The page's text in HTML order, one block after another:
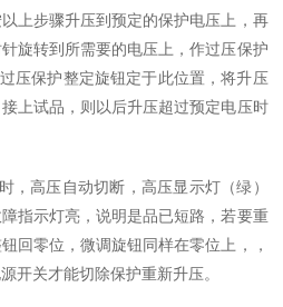
上步骤升压到预定的保护电压上，再
旋转到所需要的电压上，作过压保护
压保护整定旋钮定于此位置，将升压
上试品，则以后升压超过预定电压时
，高压自动切断，高压显示灯（绿）
指示灯亮，说明是品已短路，若要重
回零位，微调旋钮同样在零位上，，
开关才能切除保护重新升压。